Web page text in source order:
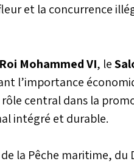
et la concurrence
Mohammed VI, le
l’importance
central dans la
intégré et durable.
la Pêche maritime,